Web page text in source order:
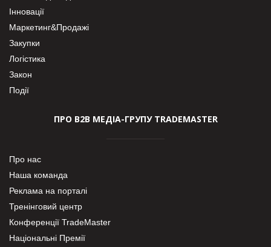
Інновації
Маркетинг&Продажі
Закупки
Логістика
Закон
Події
ПРО В2В МЕДІА-ГРУПУ TRADEMASTER
Про нас
Наша команда
Реклама на порталі
Тренінговий центр
Конференції TradeMaster
Національні Премії